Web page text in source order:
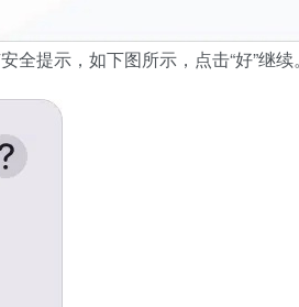
提示，如下图所示，点击“好”继续。